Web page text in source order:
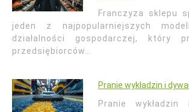
Franczyza sklepu
jeden z najpopularniejszych
działalności gospodarczej, który
przedsiębiorców…
Pranie wykładzin i
Pranie